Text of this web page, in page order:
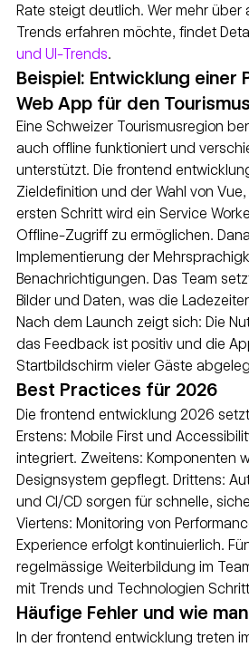
Rate steigt deutlich. Wer mehr
Trends erfahren möchte, findet
und UI-Trends.
Beispiel: Entwicklung einer
Web App für den Tourismus
Eine Schweizer Tourismusregion
auch offline funktioniert und
unterstützt. Die frontend
Zieldefinition und der Wahl von
ersten Schritt wird ein Service
Offline-Zugriff zu ermöglichen.
Implementierung der
Benachrichtigungen. Das Team
Bilder und Daten, was die
Nach dem Launch zeigt sich: Die
das Feedback ist positiv und die
Startbildschirm vieler Gäste
Best Practices für 2026
Die frontend entwicklung 2026
Erstens: Mobile First und
integriert. Zweitens: Komponenten
Designsystem gepflegt. Drittens:
und CI/CD sorgen für schnelle,
Viertens: Monitoring von
Experience erfolgt kontinuierlich.
regelmässige Weiterbildung im
mit Trends und Technologien
Häufige Fehler und wie
In der frontend entwicklung treten